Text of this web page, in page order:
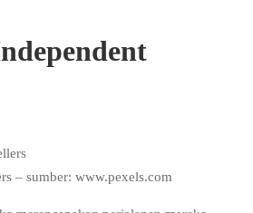
– sumber: www.pexels.com